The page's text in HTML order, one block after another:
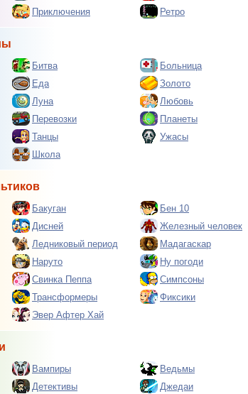
Приключения Ретро
Битва Больница
Еда Золото
Луна Любовь
Перевозки Планеты
Танцы Ужасы
Школа
Бакуган Бен 10
Дисней Железный человек
Ледниковый период Мадагаскар
Наруто Ну погоди
Свинка Пеппа Симпсоны
Трансформеры Фиксики
Эвер Афтер Хай
Вампиры Ведьмы
Детективы Джедаи